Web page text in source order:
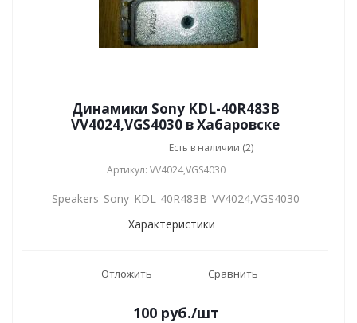
Динамики Sony KDL-40R483B
VV4024,VGS4030 в Хабаровске
Есть в наличии (2)
Артикул: VV4024,VGS4030
Speakers_Sony_KDL-40R483B_VV4024,VGS4030
Характеристики
Отложить Сравнить
100руб./шт